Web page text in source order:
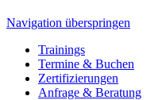
Navigation überspringen
Trainings
Termine & Buchen
Zertifizierungen
Anfrage & Beratung